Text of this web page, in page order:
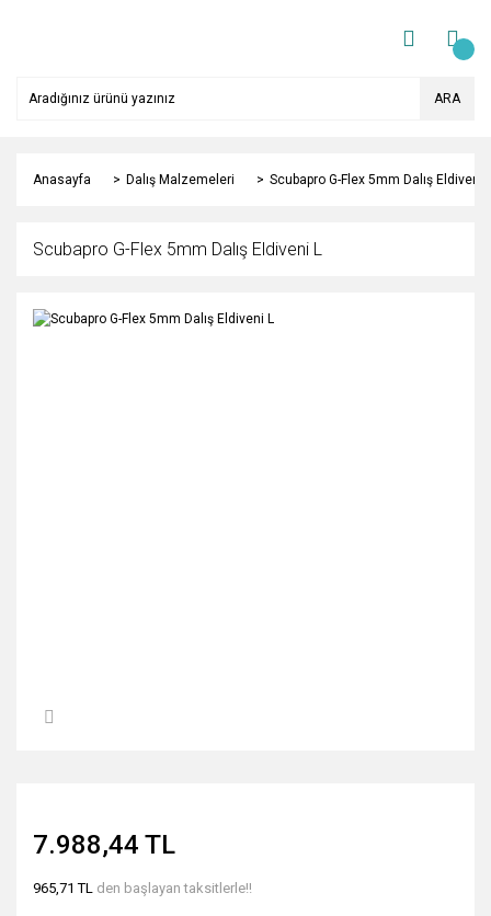
ARA
Anasayfa Dalış Malzemeleri Scubapro G-Flex 5mm Dalış Eldiveni
Scubapro G-Flex 5mm Dalış Eldiveni L
7.988,44 TL
965,71 TL den başlayan taksitlerle!!